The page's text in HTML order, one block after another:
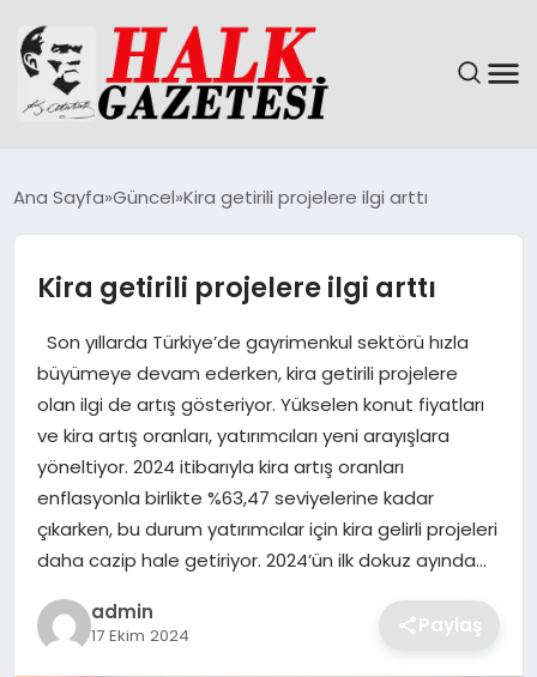
DÜNYA
EĞITIM
EKONOMI
MAGAZIN
SAĞLIK
SIYASET
SPOR
Ana Sayfa Güncel Kira getirili projelere ilgi arttı
Kira getirili projelere ilgi arttı
Son yıllarda Türkiye’de gayrimenkul sektörü hızla
büyümeye devam ederken, kira getirili projelere
olan ilgi de artış gösteriyor. Yükselen konut fiyatları
ve kira artış oranları, yatırımcıları yeni arayışlara
yöneltiyor. 2024 itibarıyla kira artış oranları
enflasyonla birlikte %63,47 seviyelerine kadar
çıkarken, bu durum yatırımcılar için kira gelirli projeleri
daha cazip hale getiriyor. 2024’ün ilk dokuz ayında…
admin
17 Ekim 2024 Paylaş